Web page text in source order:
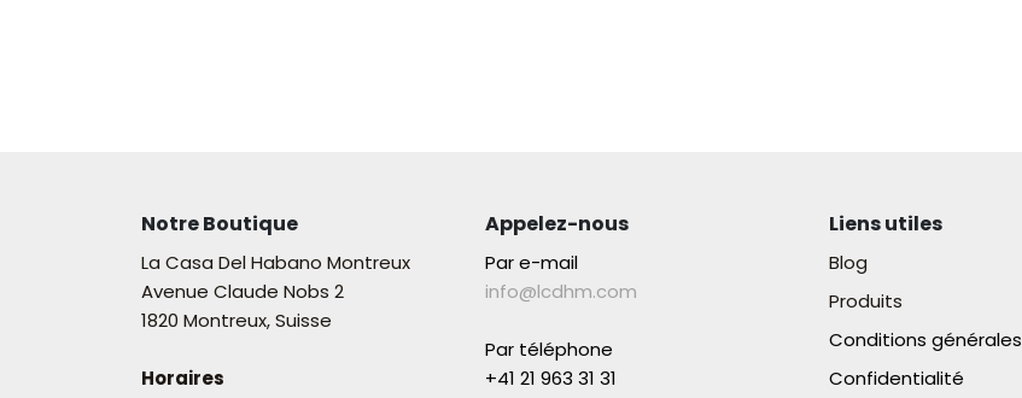
Notre Boutique
La Casa Del Habano Montreux
Avenue Claude Nobs 2
1820 Montreux, Suisse
Horaires
Appelez-nous
Par e-mail
info@lcdhm.com
Par téléphone
+41 21 963 31 31​
Liens utiles
Blog
Produits
Conditions générales
Confidentialité